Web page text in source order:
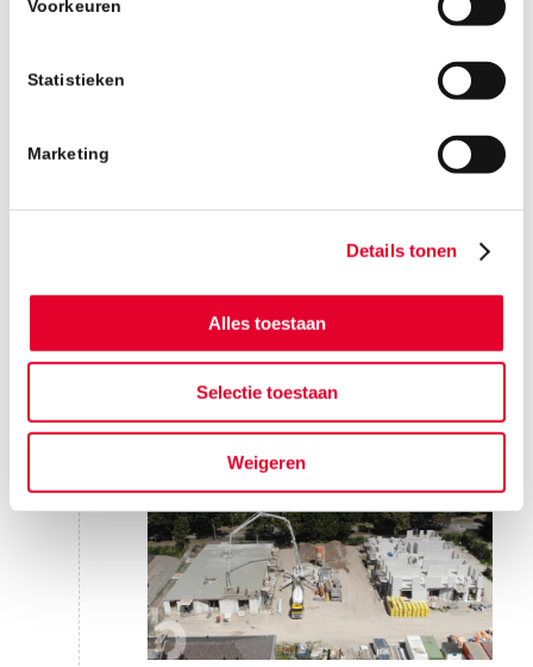
Voorkeuren
Statistieken
Marketing
Details tonen
Alles toestaan
Selectie toestaan
Weigeren
Installaties leggen tweede
Eerste verdiepingsvloer storten
blok B en voortgang
kalkzandsteen elementen blok A